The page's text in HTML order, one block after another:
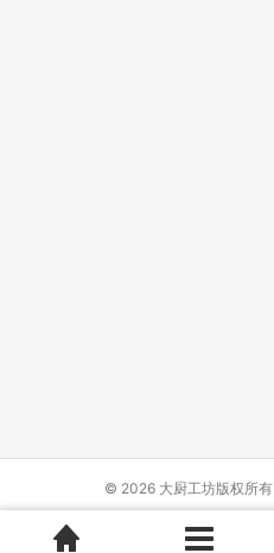
© 2026 大厨工坊版权所有